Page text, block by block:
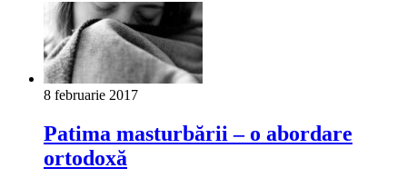
8 februarie 2017
Patima masturbării – o abordare
ortodoxă